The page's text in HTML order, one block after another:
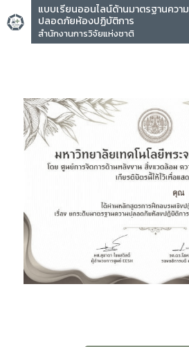
แบบเรียนออนไลน์ด้านมาตรฐานความ
ปลอดภัยห้องปฏิบัติการ
สำนักงานการวิจัยแห่งชาติ
คุณ